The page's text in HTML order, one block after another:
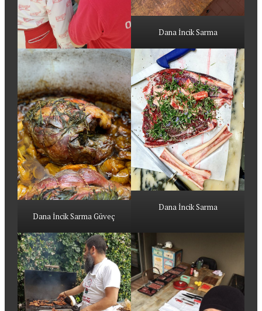
Dana İncik Sarma
Dana İncik Sarma Güveç
Dana İncik Sarma